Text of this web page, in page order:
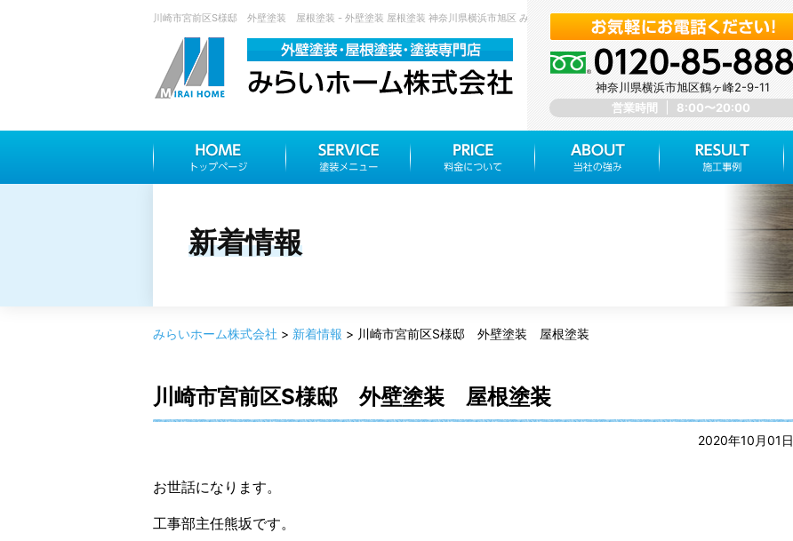
川崎市宮前区S様邸 外壁塗装 屋根塗装 - 外壁塗装 屋根塗装 神奈川県横浜市旭区 みらいホーム株式会社
神奈川県横浜市旭区鶴ヶ峰2-9-11
営業時間
8:00〜20:00
新着情報
みらいホーム株式会社 > 新着情報 > 川崎市宮前区S様邸 外壁塗装 屋根塗装
川崎市宮前区S様邸 外壁塗装 屋根塗装
2020年10月01日
お世話になります。
工事部主任熊坂です。